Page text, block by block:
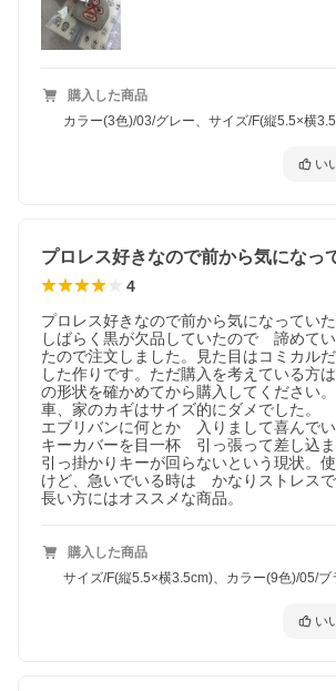
購入した商品
カラー(3色)/03/グレー、サイズ/F(縦5.5×横
い
4
プロレス好きなので前から気になっていた
しばらく黒が欠品していたので　諦めて
たので注文しました。見た目はコミカル
した作りです。ただ購入を考えている方
の形状を確かめてから購入してください
車、家のカギはサイズ的にダメでした。
エブリバンに何とか　入りまして喜んでい
キーカバーを目一杯　引っ張って差し込
引っ掛かりキーが回らないという現状。
けど、急いでいる時は　かなりストレス
長い方にはオススメな商品。
購入した商品
サイズ/F(縦5.5×横3.5cm)、カラー(9色)/05/ブ
い